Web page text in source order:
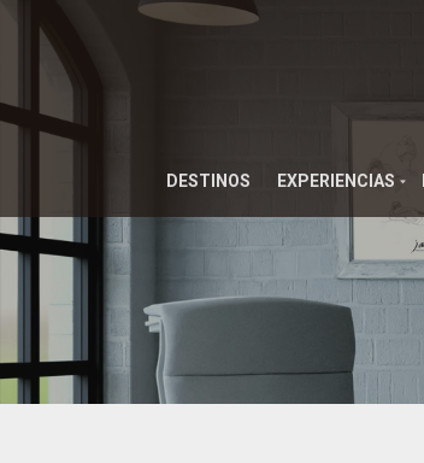
DESTINOS EXPERIENCIAS